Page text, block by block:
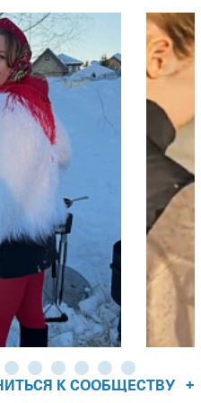
конвекционного
полка второго
удобна, когда
блюд и необходимо
зоны. И при этом,
гриля оснащён
для установки
вертела (арт. 69302
), на
невероятно сочные и
грили NAPOLEON®,
грилем, то есть в
углях, используя
быстрым и комфортным.
К СООБЩЕСТВУ +